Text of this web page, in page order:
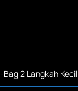
Bag 2 Langkah Kecil